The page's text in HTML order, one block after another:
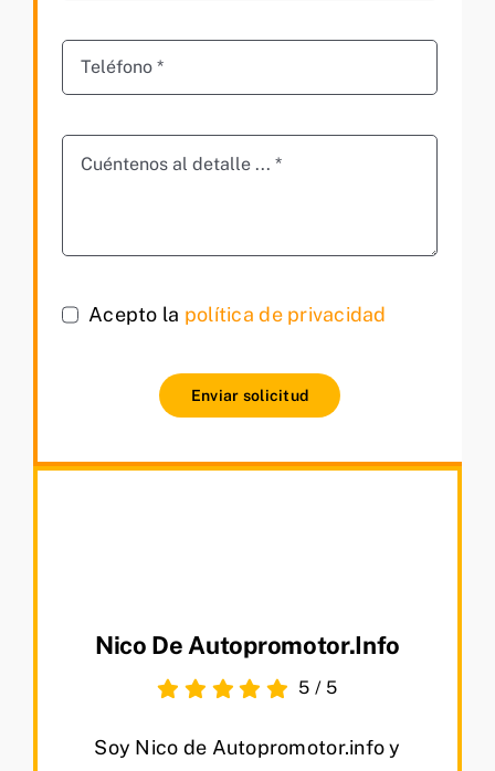
Acepto la política de privacidad
Enviar solicitud
Nico De Autopromotor.info
5 / 5
Soy Nico de Autopromotor.info y